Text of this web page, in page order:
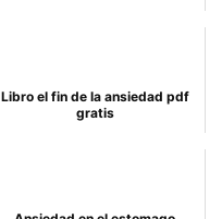
Libro el fin de la ansiedad pdf
gratis